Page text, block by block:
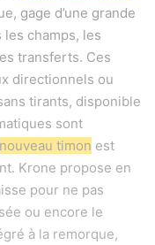
gage d’une grande
champs, les
transferts. Ces
directionnels ou
tirants, disponible
sont
nouveau timon est
Krone propose en
pour ne pas
ou encore le
à la remorque,